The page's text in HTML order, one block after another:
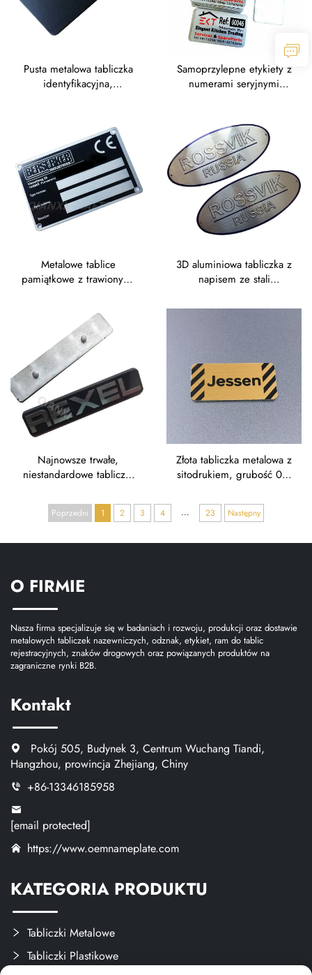
Pusta metalowa tabliczka
identyfikacyjna,
nierdzewnej
Samoprzylepne etykiety z
numerami seryjnymi
na aluminiowej folii
Metalowe tablice
pamiątkowe z trawionymi
nierdzewnej (SS),
trawione tabliczki
identyfikacyjne ze stali
nierdzewnej z logiem
3D aluminiowa tabliczka z
napisem ze stali
identyfikacyjna z
Najnowsze trwałe,
niestandardowe tabliczki
grawerowanym logotypem
wykonanymi z matowej,
Złota tabliczka metalowa z
sitodrukiem, grubość 0,5
aluminium lub stali
nierdzewnej, z wypukłym
Poprzedni 1 2 3 4 ... 23 Następny
O FIRMIE
Nasza firma specjalizuje się w badaniach i rozwoju, produkcji oraz dostawie
metalowych tabliczek nazewniczych, odznak, etykiet, ram do tablic
rejestracyjnych, znaków drogowych oraz powiązanych produktów na
zagraniczne rynki B2B.
Kontakt
Pokój 505, Budynek 3, Centrum Wuchang Tiandi,
Hangzhou, prowincja Zhejiang, Chiny
+86-13346185958
[email protected]
https://www.oemnameplate.com
KATEGORIA PRODUKTU
Tabliczki Metalowe
Tabliczki Plastikowe